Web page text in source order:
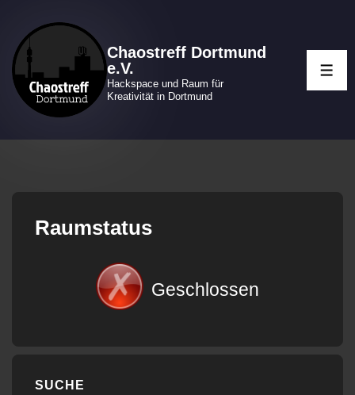
Inhalt
Chaostreff Dortmund
e.V.
Hackspace und Raum für
Kreativität in Dortmund
Raumstatus
Geschlossen
SUCHE